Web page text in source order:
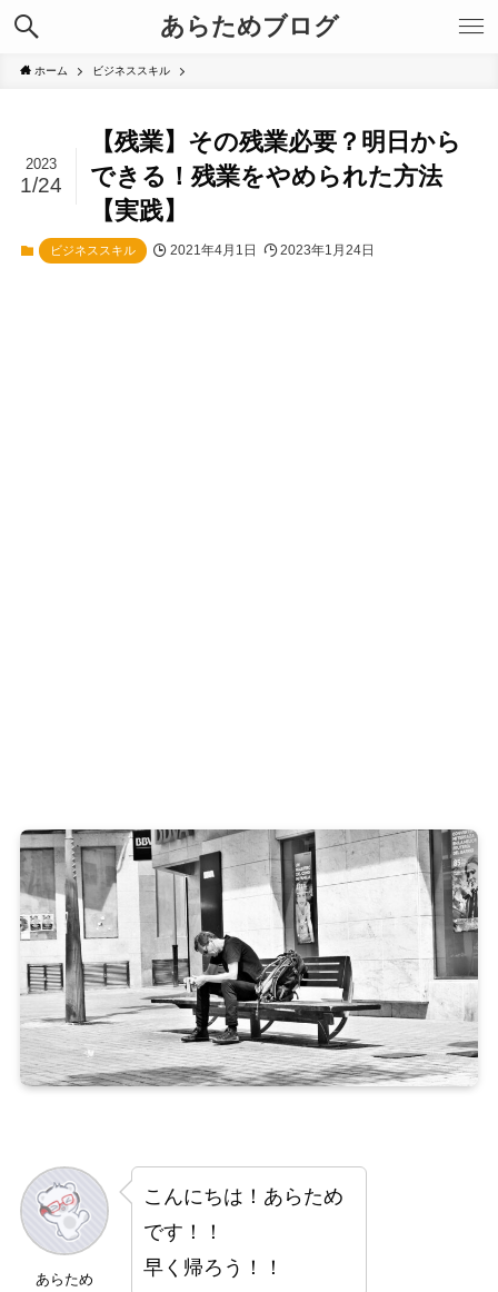
あらためブログ
ホーム ビジネススキル
【残業】その残業必要？明日から
できる！残業をやめられた方法
【実践】
2023
1/24
ビジネススキル 2021年4月1日 2023年1月24日
あらため
こんにちは！あらため
です！！
早く帰ろう！！